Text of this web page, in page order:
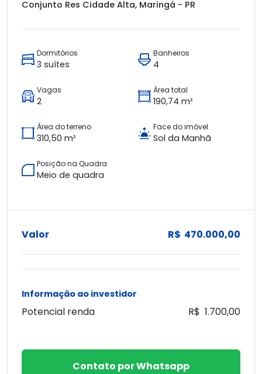
Conjunto Res Cidade Alta, Maringá - PR
Dormitórios
3 suítes
Banheiros
4
Vagas
2
Área total
190,74 m²
Área do terreno
310,50 m²
Face do imóvel
Sol da Manhã
Posição na Quadra
Meio de quadra
Valor R$ 470.000,00
Informação ao investidor
Potencial renda R$ 1.700,00
Contato por Whatsapp